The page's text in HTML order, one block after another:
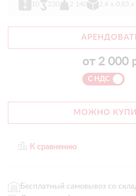
10 230 2 140 2,4 х 0,83
от 2 000
С НДС
МОЖНО
К сравнению
Бесплатный самовывоз со